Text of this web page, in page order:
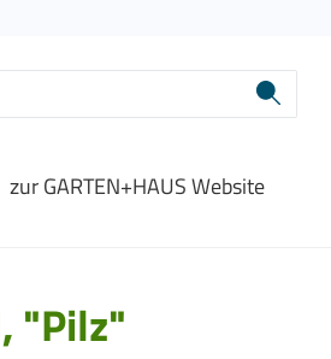
zur GARTEN+HAUS Website
"Pilz"